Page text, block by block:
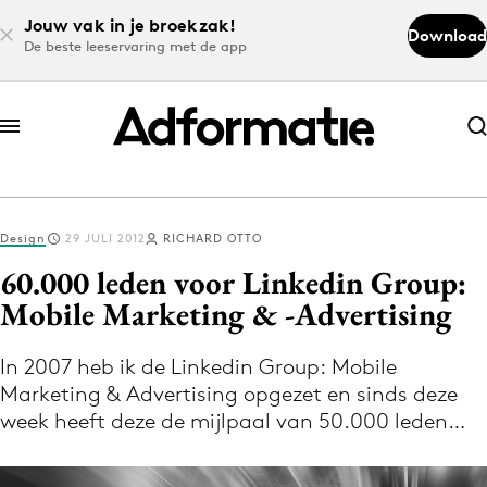
Jouw vak in je broekzak!
De beste leeservaring met de app
Download
Abonneer nu
Abonneer nu
Log in
Download de app
Volg het laatste nieuws via de Adformatie
Nieuws app
Design 29 JULI 2012 RICHARD OTTO
60.000 leden voor Linkedin Group:
Mobile Marketing & -Advertising
In 2007 heb ik de Linkedin Group: Mobile
Marketing & Advertising opgezet en sinds deze
week heeft deze de mijlpaal van 50.000 leden…